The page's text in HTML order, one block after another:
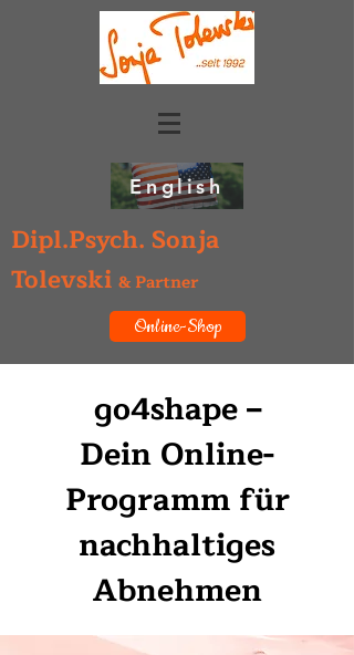
English
Dipl.Psych. Sonja
Tolevski & Partner
Online-Shop
go4shape –
Dein Online-
Programm für
nachhaltiges
Abnehmen